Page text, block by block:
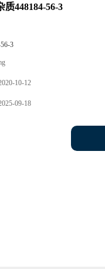
质448184-56-3
3
10-12
09-18